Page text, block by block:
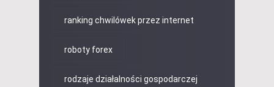
ranking chwilówek przez internet
roboty forex
rodzaje działalności gospodarczej